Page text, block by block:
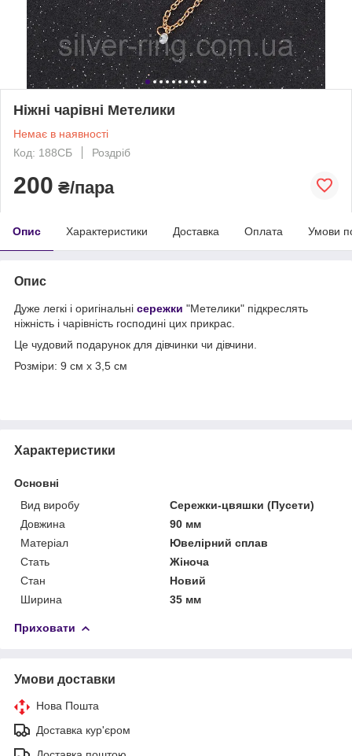
Ніжні чарівні Метелики
Немає в наявності
Код: 188СБ
Роздріб
200 ₴/пара
Опис Характеристики Доставка Оплата Умови
Опис
Дуже легкі і оригінальні сережки "Метелики" підкреслять
ніжність і чарівність господині цих прикрас.
Це чудовий подарунок для дівчинки чи дівчини.
Розміри: 9 см х 3,5 см
Характеристики
Основні
Вид виробу
Сережки-цвяшки (Пусети)
Довжина
90 мм
Матеріал
Ювелірний сплав
Стать
Жіноча
Стан
Новий
Ширина
35 мм
Приховати
Умови доставки
Нова Пошта
Доставка кур'єром